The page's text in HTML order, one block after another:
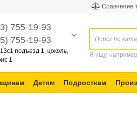
Сравнение
755-19-93
755-19-93
подъезд 1, цоколь,
1
Я ищу, например,
Детям Подросткам